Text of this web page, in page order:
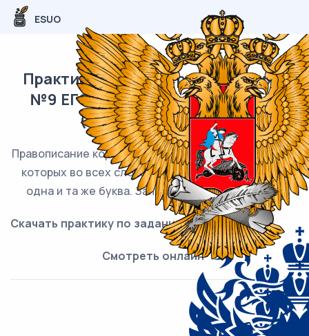
ESUO
Практика - тренажер по заданиям
№9 ЕГЭ 2024 по русскому языку
(задания и ответы)
Правописание корней. Укажите варианты ответов, в
которых во всех словах одного ряда пропущена
одна и та же буква. Запишите номера ответов.
Скачать практику по заданиям:Скачать
Смотреть онлайн